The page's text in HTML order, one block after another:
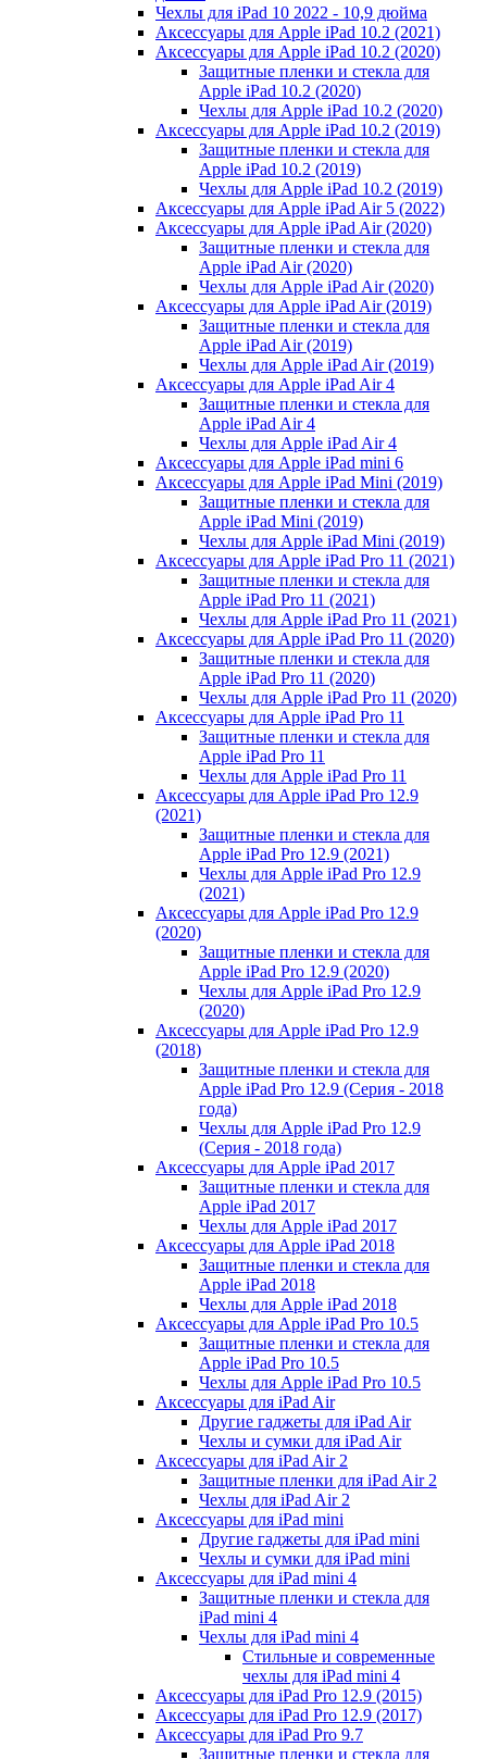
Чехлы для iPad 10 2022 - 10,9 дюйма
Аксессуары для Apple iPad 10.2 (2021)
Аксессуары для Apple iPad 10.2 (2020)
Защитные пленки и стекла для
Apple iPad 10.2 (2020)
Чехлы для Apple iPad 10.2 (2020)
Аксессуары для Apple iPad 10.2 (2019)
Защитные пленки и стекла для
Apple iPad 10.2 (2019)
Чехлы для Apple iPad 10.2 (2019)
Аксессуары для Apple iPad Air 5 (2022)
Аксессуары для Apple iPad Air (2020)
Защитные пленки и стекла для
Apple iPad Air (2020)
Чехлы для Apple iPad Air (2020)
Аксессуары для Apple iPad Air (2019)
Защитные пленки и стекла для
Apple iPad Air (2019)
Чехлы для Apple iPad Air (2019)
Аксессуары для Apple iPad Air 4
Защитные пленки и стекла для
Apple iPad Air 4
Чехлы для Apple iPad Air 4
Аксессуары для Apple iPad mini 6
Аксессуары для Apple iPad Mini (2019)
Защитные пленки и стекла для
Apple iPad Mini (2019)
Чехлы для Apple iPad Mini (2019)
Аксессуары для Apple iPad Pro 11 (2021)
Защитные пленки и стекла для
Apple iPad Pro 11 (2021)
Чехлы для Apple iPad Pro 11 (2021)
Аксессуары для Apple iPad Pro 11 (2020)
Защитные пленки и стекла для
Apple iPad Pro 11 (2020)
Чехлы для Apple iPad Pro 11 (2020)
Аксессуары для Apple iPad Pro 11
Защитные пленки и стекла для
Apple iPad Pro 11
Чехлы для Apple iPad Pro 11
Аксессуары для Apple iPad Pro 12.9
(2021)
Защитные пленки и стекла для
Apple iPad Pro 12.9 (2021)
Чехлы для Apple iPad Pro 12.9
(2021)
Аксессуары для Apple iPad Pro 12.9
(2020)
Защитные пленки и стекла для
Apple iPad Pro 12.9 (2020)
Чехлы для Apple iPad Pro 12.9
(2020)
Аксессуары для Apple iPad Pro 12.9
(2018)
Защитные пленки и стекла для
Apple iPad Pro 12.9 (Серия - 2018
года)
Чехлы для Apple iPad Pro 12.9
(Серия - 2018 года)
Аксессуары для Apple iPad 2017
Защитные пленки и стекла для
Apple iPad 2017
Чехлы для Apple iPad 2017
Аксессуары для Apple iPad 2018
Защитные пленки и стекла для
Apple iPad 2018
Чехлы для Apple iPad 2018
Аксессуары для Apple iPad Pro 10.5
Защитные пленки и стекла для
Apple iPad Pro 10.5
Чехлы для Apple iPad Pro 10.5
Аксессуары для iPad Air
Другие гаджеты для iPad Air
Чехлы и сумки для iPad Air
Аксессуары для iPad Air 2
Защитные пленки для iPad Air 2
Чехлы для iPad Air 2
Аксессуары для iPad mini
Другие гаджеты для iPad mini
Чехлы и сумки для iPad mini
Аксессуары для iPad mini 4
Защитные пленки и стекла для
iPad mini 4
Чехлы для iPad mini 4
Стильные и современные
чехлы для iPad mini 4
Аксессуары для iPad Pro 12.9 (2015)
Аксессуары для iPad Pro 12.9 (2017)
Аксессуары для iPad Pro 9.7
Защитные пленки и стекла для